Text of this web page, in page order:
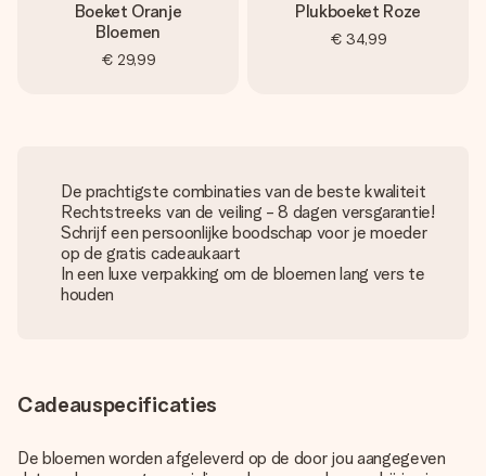
Boeket Oranje
Bloemen
€ 29,99
Plukboeket Roze
€ 34,99
De prachtigste combinaties van de beste kwaliteit
Rechtstreeks van de veiling - 8 dagen versgarantie!
Schrijf een persoonlijke boodschap voor je moeder
op de gratis cadeaukaart
In een luxe verpakking om de bloemen lang vers te
houden
Cadeauspecificaties
De bloemen worden afgeleverd op de door jou aangegeven